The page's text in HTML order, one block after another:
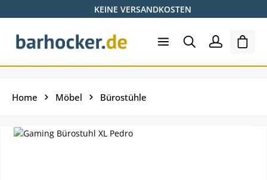
Zum Hauptinhalt springenKEINE VERSANDKOSTEN
Home Möbel Bürostühle